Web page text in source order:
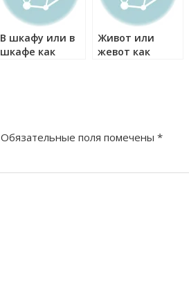
В шкафу или в
шкафе как
Живот или
жевот как
Обязательные поля помечены *